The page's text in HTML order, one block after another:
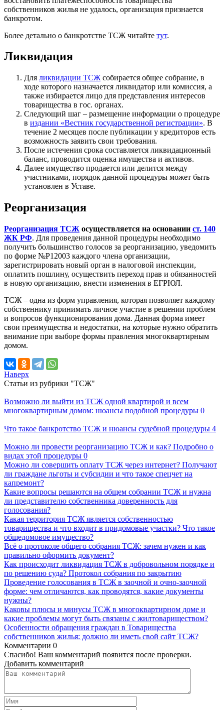
собственников жилья не удалось, организация признается
банкротом.
Более детально о банкротстве ТСЖ читайте тут.
Ликвидация
Для ликвидации ТСЖ собирается общее собрание, в
ходе которого назначается ликвидатор или комиссия, а
также избирается лицо для представления интересов
товарищества в гос. органах.
Следующий шаг – размещение информации о процедуре
в издании «Вестник государственной регистрации». В
течение 2 месяцев после публикации у кредиторов есть
возможность заявить свои требования.
После истечения срока составляется ликвидационный
баланс, проводится оценка имущества и активов.
Далее имущество продается или делится между
участниками, порядок данной процедуры может быть
установлен в Уставе.
Реорганизация
Реорганизация ТСЖ осуществляется на основании ст. 140
ЖК РФ. Для проведения данной процедуры необходимо
получить большинство голосов за реорганизацию, уведомить
по форме №Р12003 каждого члена организации,
зарегистрировать новый орган в налоговой инспекции,
оплатить пошлину, осуществить переход прав и обязанностей
в новую организацию, внести изменения в ЕГРЮЛ.
ТСЖ – одна из форм управления, которая позволяет каждому
собственнику принимать личное участие в решении проблем
и вопросов функционирования дома. Данная форма имеет
свои преимущества и недостатки, на которые нужно обратить
внимание при выборе формы правления многоквартирным
домом.
Наверх
Статьи из рубрики "ТСЖ"
Возможно ли выйти из ТСЖ одной квартирой и всем
многоквартирным домом: нюансы подобной процедуры 0
Что такое банкротство ТСЖ и нюансы судебной процедуры 4
Можно ли провести реорганизацию ТСЖ и как? Подробно о
видах этой процедуры 0
Можно ли совершить оплату ТСЖ через интернет? Получают
ли граждане льготы и субсидии и что такое спецчет на
капремонт?
Какие вопросы решаются на общем собрании ТСЖ и нужна
ли представителю собственника доверенность для
голосования?
Какая территория ТСЖ является собственностью
товарищества и что входит в придомовые участки? Что такое
общедомовое имущество?
Всё о протоколе общего собрания ТСЖ: зачем нужен и как
правильно оформить документ?
Как происходит ликвидация ТСЖ в добровольном порядке и
по решению суда? Протокол собрания по закрытию
Проведение голосования в ТСЖ в заочной и очно-заочной
форме: чем отличаются, как проводятся, какие документы
нужны?
Каковы плюсы и минусы ТСЖ в многоквартирном доме и
какие проблемы могут быть связаны с жилтовариществом?
Особенности обращения граждан в Товарищества
собственников жилья: должно ли иметь свой сайт ТСЖ?
Комментарии 0
Спасибо! Ваш комментарий появится после проверки.
Добавить комментарий